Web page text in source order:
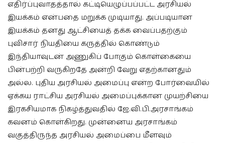
எதிர்ப்புவாதத்தால் கட்டியெழுப்பப்பட்ட அரசியல்
இயக்கம் என்பதை மறுக்க முடியாது. அப்படியான
இயக்கம் தனது ஆட்சியைத் தக்க வைப்பதற்கும்
புவிசார் நியதியை கருத்தில் கொண்டும்
இந்தியாவுடன் அணுகிப் போகும் கொள்கையை
பின்பற்றி வருகிறதே அன்றி வேறு எதற்கானதும்
அல்ல. புதிய அரசியல் அமைப்பு என்ற போர்வையில்
ஏக்கய ராட்சிய அரசியல் அமைப்புக்கான முயற்சியை
இரகசியமாக நிகழ்த்துவதில் ஜே.வி.பி.அரசாங்கம்
கவனம் கொள்கிறது. முன்னைய அரசாங்கம்
வகுத்திருந்த அரசியல் அமைப்பை மீளவும்